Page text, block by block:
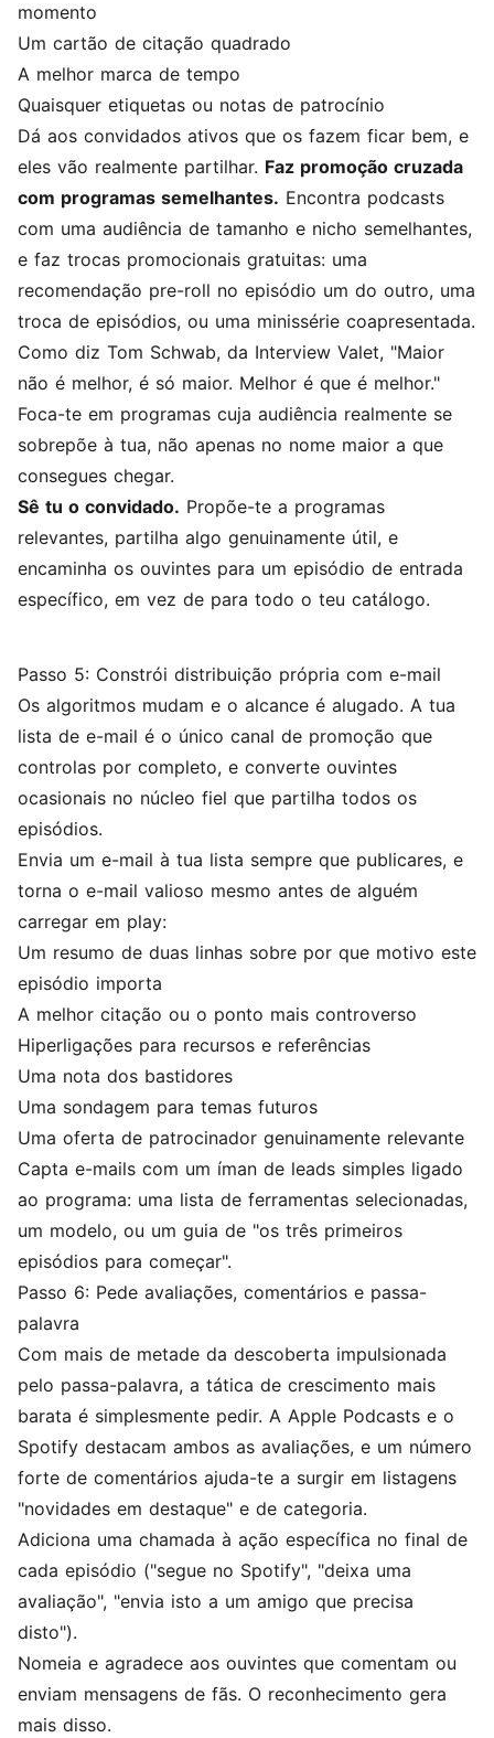
momento
Um cartão de citação quadrado
A melhor marca de tempo
Quaisquer etiquetas ou notas de patrocínio
Dá aos convidados ativos que os fazem ficar bem, e
eles vão realmente partilhar. Faz promoção cruzada
com programas semelhantes. Encontra podcasts
com uma audiência de tamanho e nicho semelhantes,
e faz trocas promocionais gratuitas: uma
recomendação pre-roll no episódio um do outro, uma
troca de episódios, ou uma minissérie coapresentada.
Como diz Tom Schwab, da Interview Valet, "Maior
não é melhor, é só maior. Melhor é que é melhor."
Foca-te em programas cuja audiência realmente se
sobrepõe à tua, não apenas no nome maior a que
consegues chegar.
Sê tu o convidado. Propõe-te a programas
relevantes, partilha algo genuinamente útil, e
encaminha os ouvintes para um episódio de entrada
específico, em vez de para todo o teu catálogo.
Passo 5: Constrói distribuição própria com e-mail
Os algoritmos mudam e o alcance é alugado. A tua
lista de e-mail é o único canal de promoção que
controlas por completo, e converte ouvintes
ocasionais no núcleo fiel que partilha todos os
episódios.
Envia um e-mail à tua lista sempre que publicares, e
torna o e-mail valioso mesmo antes de alguém
carregar em play:
Um resumo de duas linhas sobre por que motivo este
episódio importa
A melhor citação ou o ponto mais controverso
Hiperligações para recursos e referências
Uma nota dos bastidores
Uma sondagem para temas futuros
Uma oferta de patrocinador genuinamente relevante
Capta e-mails com um íman de leads simples ligado
ao programa: uma lista de ferramentas selecionadas,
um modelo, ou um guia de "os três primeiros
episódios para começar".
Passo 6: Pede avaliações, comentários e passa-
palavra
Com mais de metade da descoberta impulsionada
pelo passa-palavra, a tática de crescimento mais
barata é simplesmente pedir. A Apple Podcasts e o
Spotify destacam ambos as avaliações, e um número
forte de comentários ajuda-te a surgir em listagens
"novidades em destaque" e de categoria.
Adiciona uma chamada à ação específica no final de
cada episódio ("segue no Spotify", "deixa uma
avaliação", "envia isto a um amigo que precisa
disto").
Nomeia e agradece aos ouvintes que comentam ou
enviam mensagens de fãs. O reconhecimento gera
mais disso.